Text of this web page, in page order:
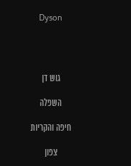
Dyson
גוש דן
השפלה
חיפה והקריות
צפון